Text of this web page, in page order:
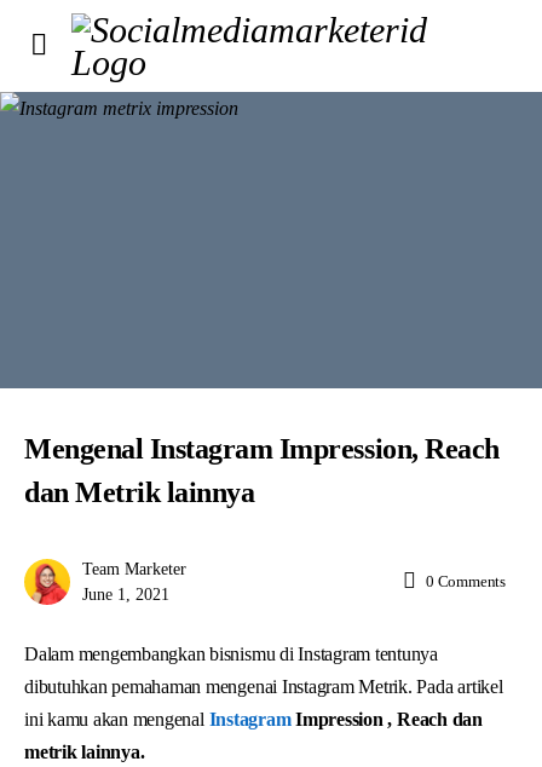
Mengenal Instagram Impression, Reach
dan Metrik lainnya
Team Marketer
June 1, 2021
0 Comments
Dalam mengembangkan bisnismu di Instagram tentunya
dibutuhkan pemahaman mengenai Instagram Metrik. Pada artikel
ini kamu akan mengenal InstagramImpression , Reach dan
metrik lainnya.